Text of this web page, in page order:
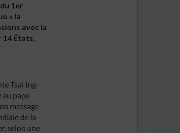
1er
« la
avec la
14 États,
Tsai Ing-
au pape
message
de la
selon une